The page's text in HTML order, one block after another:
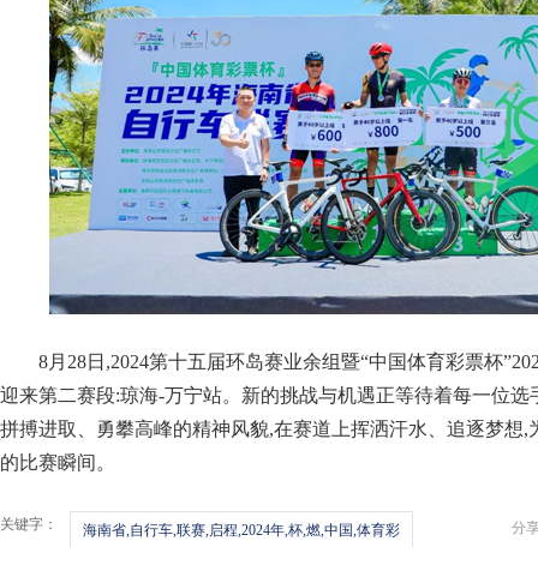
8月28日,2024第十五届环岛赛业余组暨“中国体育彩票杯
迎来第二赛段:琼海-万宁站。新的挑战与机遇正等待着每一位
拼搏进取、勇攀高峰的精神风貌,在赛道上挥洒汗水、追逐梦想,
的比赛瞬间。
分
关键字： 海南省,自行车,联赛,启程,2024年,杯,燃,中国,体育彩